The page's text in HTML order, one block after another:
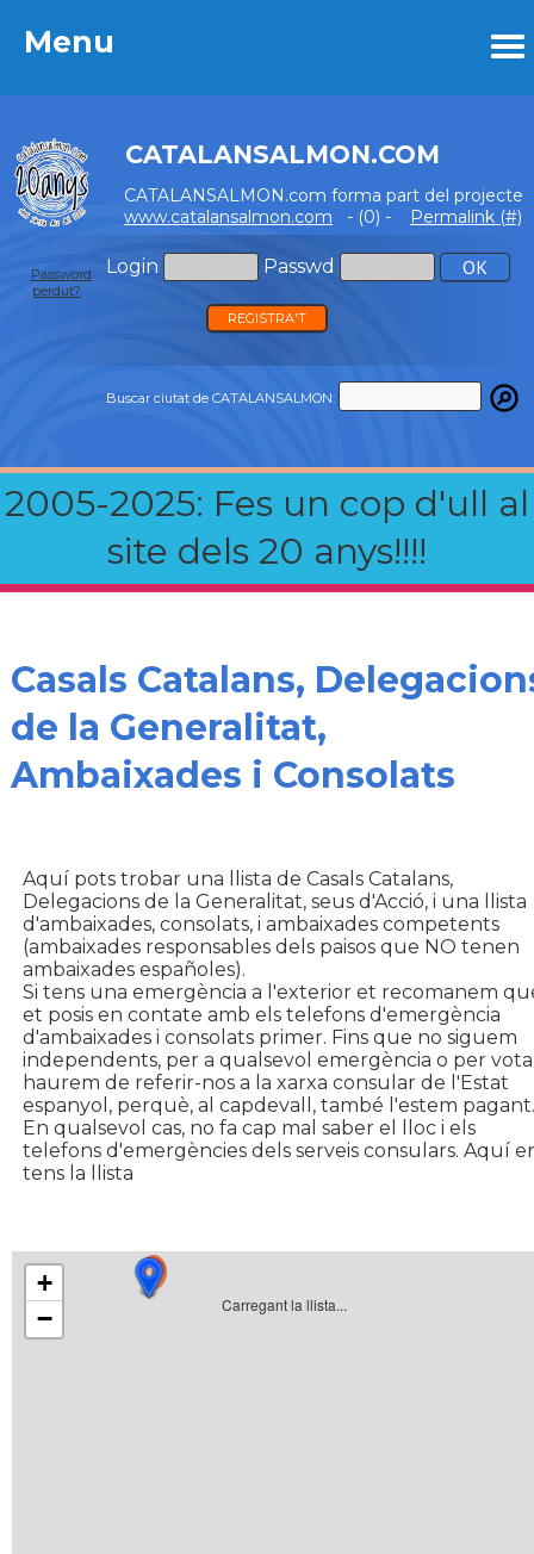
Menu
CATALANSALMON.COM
CATALANSALMON.com forma part del projecte
www.catalansalmon.com - (0) - Permalink (#)
Login Passwd
Password
perdut?
REGISTRA'T
Buscar ciutat de CATALANSALMON:
2005-2025: Fes un cop d'ull al
site dels 20 anys!!!!
Menu
Casals Catalans,
de la Generalitat,
Ambaixades i Consolats
Aquí pots trobar una llista de Casals Catalans,
Delegacions de la Generalitat, seus d'Acció, i una llista
d'ambaixades, consolats, i ambaixades competents
(ambaixades responsables dels paisos que NO tenen
ambaixades españoles).
Si tens una emergència a l'exterior et recomanem
et posis en contate amb els telefons d'emergència
d'ambaixades i consolats primer. Fins que no siguem
independents, per a qualsevol emergència o per
haurem de referir-nos a la xarxa consular de l'Estat
espanyol, perquè, al capdevall, també l'estem pagant.
En qualsevol cas, no fa cap mal saber el lloc i els
telefons d'emergències dels serveis consulars. Aquí
tens la llista
Carregant la llista...
+
−